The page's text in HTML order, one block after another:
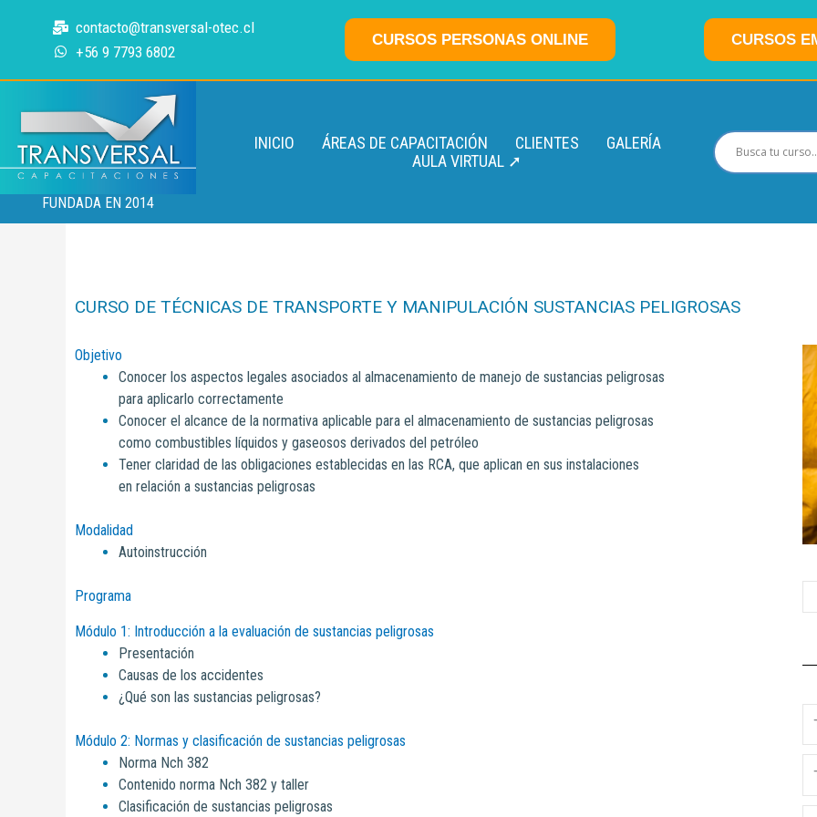
contacto@transversal-otec.cl
+56 9 7793 6802
CURSOS PERSONAS ONLINE CURSOS
FUNDADA EN 2014
INICIO ÁREAS DE CAPACITACIÓN CLIENTES
GALERÍA
AULA VIRTUAL ➚
CURSO DE TÉCNICAS DE TRANSPORTE Y MANIPULACIÓN SUSTANCIAS PELIGROSAS
Objetivo
Conocer los aspectos legales asociados al almacenamiento de manejo de sustancias peligrosas
para aplicarlo correctamente
Conocer el alcance de la normativa aplicable para el almacenamiento de sustancias peligrosas
como combustibles líquidos y gaseosos derivados del petróleo
Tener claridad de las obligaciones establecidas en las RCA, que aplican en sus instalaciones
en relación a sustancias peligrosas
Modalidad
Autoinstrucción
Programa
Módulo 1: Introducción a la evaluación de sustancias peligrosas
Presentación
Causas de los accidentes
¿Qué son las sustancias peligrosas?
Módulo 2: Normas y clasificación de sustancias peligrosas
Norma Nch 382
Contenido norma Nch 382 y taller
Clasificación de sustancias peligrosas
Y